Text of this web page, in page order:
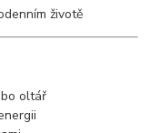
životě
oltář